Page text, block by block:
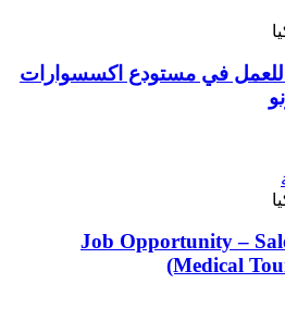
في مستودع اكسسوارات
Job Opportunity –
(Medical